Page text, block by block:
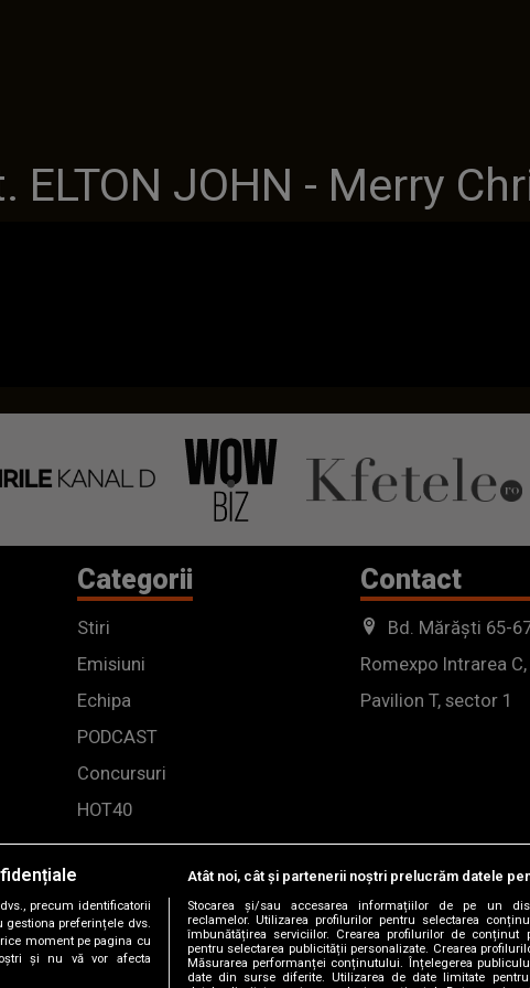
ELTON JOHN - Merry
Categorii
Stiri
Emisiuni
Echipa
PODCAST
Concursuri
HOT40
Contact
Bd. Mărăști 65-
Romexpo Intrarea C,
Pavilion T, sector 1
precum identificatorii
gestiona preferințele dvs.
moment pe pagina cu
și nu vă vor afecta
Atât noi, cât și partenerii noștri prelucrăm datele
Stocarea și/sau accesarea informațiilor de pe un
reclamelor. Utilizarea profilurilor pentru selectarea
îmbunătățirea serviciilor. Crearea profilurilor de conținut
pentru selectarea publicității personalizate. Crearea
Măsurarea performanței conținutului. Înțelegerea
date din surse diferite. Utilizarea de date limitate